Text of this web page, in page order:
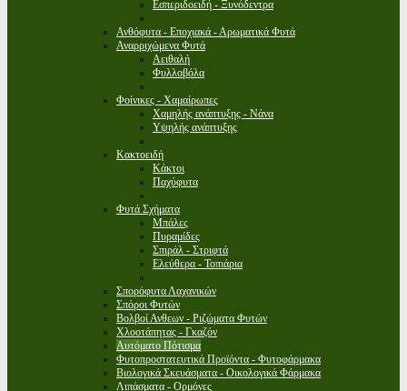
Εσπεριδοειδή - Ξυνόδεντρα
Ανθόφυτα - Εποχιακά - Αρωματικά Φυτά
Αναρριχώμενα Φυτά
Αειθαλή
Φυλλοβόλα
Φοίνικες - Χαμαίρωπες
Χαμηλής ανάπτυξης - Νάνα
Υψηλής ανάπτυξης
Κακτοειδή
Κάκτοι
Παχύφυτα
Φυτά Σχήματα
Μπάλες
Πυραμίδες
Σπιράλ - Στριφτά
Ελεύθερα - Τοπιάρια
Σπορόφυτα Λαχανικών
Σπόροι Φυτών
Βολβοί Ανθεων - Ριζώματα Φυτών
Χλοοτάπητας - Γκαζόν
Αυτόματο Πότισμα
Φυτοπροστατευτικά Προϊόντα - Φυτοφάρμακα
Βιολογικά Σκευάσματα - Οικολογικά Φάρμακα
Λιπάσματα - Ορμόνες